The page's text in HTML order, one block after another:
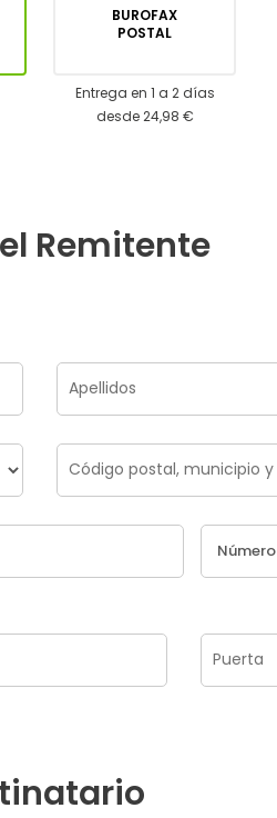
BUROFAX
POSTAL
Entrega en 1 a 2 días
desde 24,98 €
Remitente